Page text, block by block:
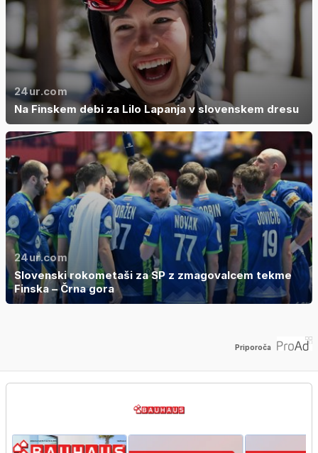
24ur.com
Na Finskem debi za Lilo Lapanja v slovenskem dresu
24ur.com
Slovenski rokometaši za SP z zmagovalcem tekme
Finska – Črna gora
Priporoča